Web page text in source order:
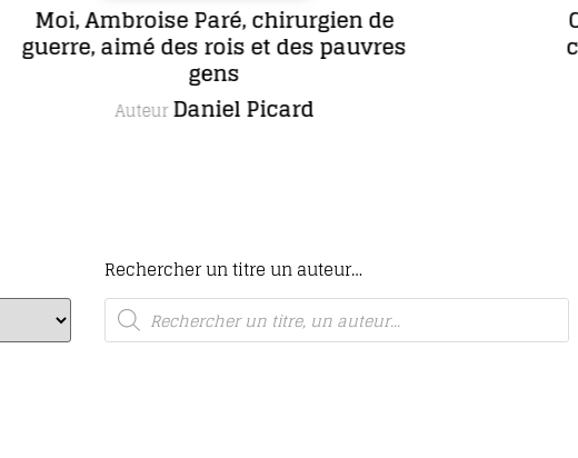
COFFRET L’œuvre romanesque
complète de Maria Borrély en 5
romans, dont un inédit
Autrice
Rechercher un titre un auteur…